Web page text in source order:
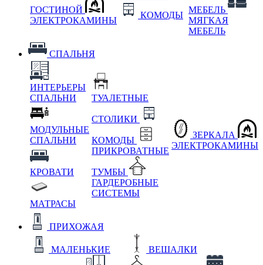
ГОСТИНОЙ
ЭЛЕКТРОКАМИНЫ
КОМОДЫ
МЕБЕЛЬ
МЯГКАЯ
МЕБЕЛЬ
СПАЛЬНЯ
ИНТЕРЬЕРЫ
СПАЛЬНИ
МОДУЛЬНЫЕ
СПАЛЬНИ
КРОВАТИ
МАТРАСЫ
ТУАЛЕТНЫЕ
СТОЛИКИ
КОМОДЫ
ПРИКРОВАТНЫЕ
ТУМБЫ
ГАРДЕРОБНЫЕ
СИСТЕМЫ
ЗЕРКАЛА
ЭЛЕКТРОКАМИНЫ
ПРИХОЖАЯ
МАЛЕНЬКИЕ ВЕШАЛКИ